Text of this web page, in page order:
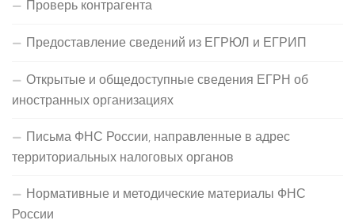
Проверь контрагента
Предоставление сведений из ЕГРЮЛ и ЕГРИП
Открытые и общедоступные сведения ЕГРН об
иностранных организациях
Письма ФНС России, направленные в адрес
территориальных налоговых органов
Нормативные и методические материалы ФНС
России